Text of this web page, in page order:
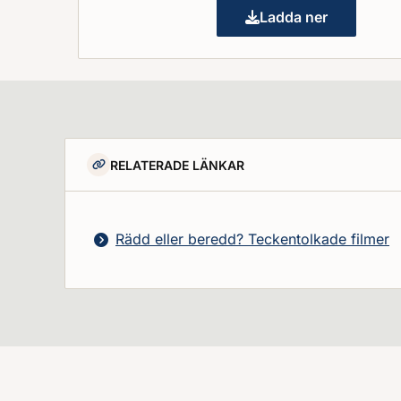
Rädd eller
Ladda ner
RELATERADE LÄNKAR
Rädd eller beredd? Teckentolkade filmer